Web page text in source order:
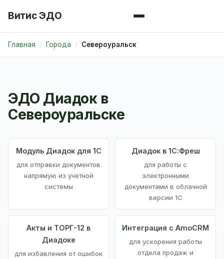
Витис ЭДО
Главная Города Североуральск
ЭДО Диадок в
Североуральске
Модуль Диадок для 1С
для отправки документов
напрямую из учетной
системы
Диадок в 1С:Фреш
для работы с
электронными
документами в облачной
версии 1С
Акты и ТОРГ-12 в
Диадоке
для избавления от ошибок
Интеграция с AmoCRM
для ускорения работы
отдела продаж и